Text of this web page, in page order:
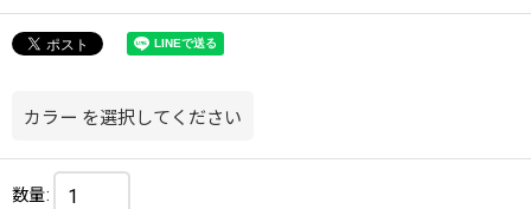
カラー を選択してください
数量: